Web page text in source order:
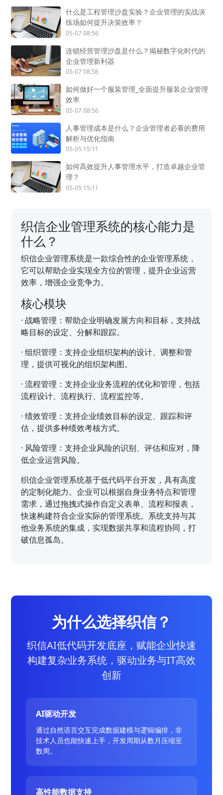
什么是工程管理沙盘实验？企业管理的实战演
练场如何提升决策效率？
05-07 08:56
连锁经营管理沙盘是什么？揭秘数字化时代的
企业管理新利器
05-07 08:56
如何做好一个服装管理_全面提升服装企业管理
效率
05-07 08:56
人事管理成本是什么？企业管理者必看的费用
解析与优化指南
05-05 15:11
如何高效提升人事管理水平，打造卓越企业管
理？
05-05 15:11
织信企业管理系统的核心能力是
什么？
织信企业管理系统是一款综合性的企业管理系统，
它可以帮助企业实现全方位的管理，提升企业运营
效率，增强企业竞争力。
核心模块
·战略管理：帮助企业明确发展方向和目标，支持战
略目标的设定、分解和跟踪。
·组织管理：支持企业组织架构的设计、调整和管
理，提供可视化的组织架构图。
·流程管理：支持企业业务流程的优化和管理，包括
流程设计、流程执行、流程监控等。
·绩效管理：支持企业绩效目标的设定、跟踪和评
估，提供多种绩效考核方式。
· 风险管理：支持企业风险的识别、评估和应对，降
低企业运营风险。
织信企业管理系统基于低代码平台开发，具有高度
的定制化能力。企业可以根据自身业务特点和管理
需求，通过拖拽式操作自定义表单、流程和报表，
快速构建符合企业实际的管理系统。系统支持与其
他业务系统的集成，实现数据共享和流程协同，打
破信息孤岛。
为什么选择织信？
织信AI低代码开发底座，赋能企业快速
构建复杂业务系统，驱动业务与IT高效
创新
AI驱动开发
通过自然语言交互完成数据建模与逻辑编排，非
技术人员也能快速上手，开发周期从数月压缩至
数周。
高性能数据支持